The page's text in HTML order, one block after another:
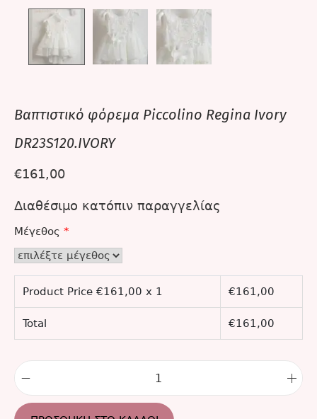
Βαπτιστικό φόρεμα Piccolino Regina Ivory
DR23S120.IVORY
€161,00
Διαθέσιμο κατόπιν παραγγελίας
Μέγεθος *
Product Price €161,00 x 1 €161,00
Total €161,00